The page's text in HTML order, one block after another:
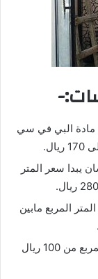
مادة البي في سي
يبدا سعر المتر
المربع مابين
مظلات جلسات هرمية يبدا سعر المتر المربع من 100 ريال